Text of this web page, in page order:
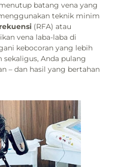
batang vena yang
teknik minim
(RFA) atau
vena laba-laba di
kebocoran yang lebih
Anda pulang
– dan hasil yang bertahan